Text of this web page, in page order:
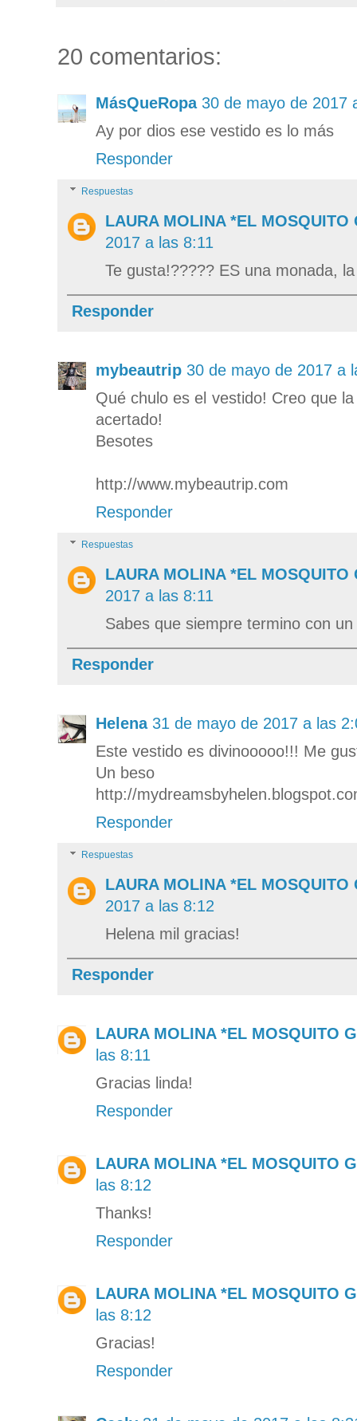
20 comentarios:
MásQueRopa 30 de mayo de 2017
Ay por dios ese vestido es lo más
Responder
Respuestas
LAURA MOLINA *EL MOSQUITO
2017 a las 8:11
Te gusta!????? ES una monada,
Responder
mybeautrip 30 de mayo de 2017 a
Qué chulo es el vestido! Creo que
acertado!
Besotes
http://www.mybeautrip.com
Responder
Respuestas
LAURA MOLINA *EL MOSQUITO
2017 a las 8:11
Sabes que siempre termino con
Responder
Helena 31 de mayo de 2017 a las
Este vestido es divinooooo!!! Me
Un beso
http://
Responder
Respuestas
LAURA MOLINA *EL MOSQUITO
2017 a las 8:12
Helena mil gracias!
Responder
LAURA MOLINA *EL MOSQUITO
las 8:11
Gracias linda!
Responder
LAURA MOLINA *EL MOSQUITO
las 8:12
Thanks!
Responder
LAURA MOLINA *EL MOSQUITO
las 8:12
Gracias!
Responder